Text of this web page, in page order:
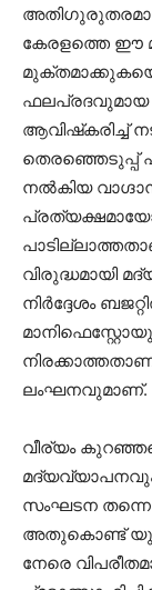
കേരളത്തെ ഈ
ഫലപ്രദവുമായ
ആവിഷ്‌കരിച്ച്
തെരഞ്ഞെടുപ്പ്
നല്‍കിയ
വിരുദ്ധമായി
നിര്‍ദ്ദേശം
ലംഘനവുമാണ്.
വീര്യം
സംഘടന തന്നെ
അതുകൊണ്ട് യു
നേരെ